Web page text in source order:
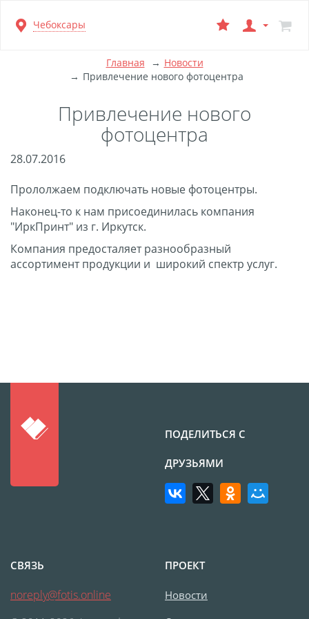
Перейти
к
Чебоксары
Главная
Новости
Привлечение нового фотоцентра
Привлечение нового
фотоцентра
28.07.2016
Прололжаем подключать новые фотоцентры.
Наконец-то к нам присоединилась компания
"ИркПринт" из г. Иркутск.
Компания предосталяет разнообразный
ассортимент продукции и широкий спектр услуг.
ПОДЕЛИТЬСЯ С
ДРУЗЬЯМИ
СВЯЗЬ
noreply@fotis.online
ПРОЕКТ
Новости